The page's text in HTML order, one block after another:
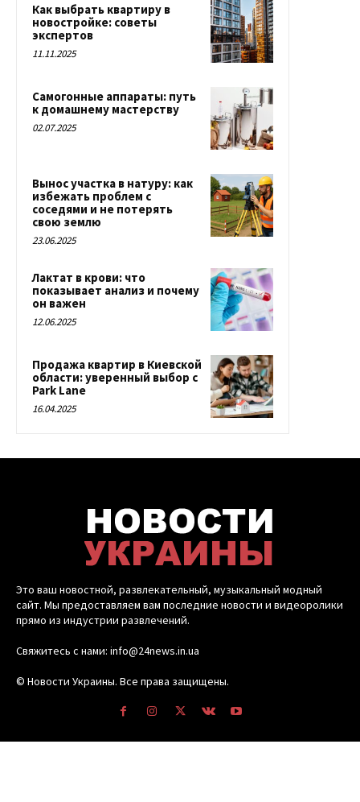
Как выбрать квартиру в
новостройке: советы
экспертов
11.11.2025
Самогонные аппараты: путь
к домашнему мастерству
02.07.2025
Вынос участка в натуру: как
избежать проблем с
соседями и не потерять
свою землю
23.06.2025
Лактат в крови: что
показывает анализ и почему
он важен
12.06.2025
Продажа квартир в Киевской
области: уверенный выбор с
Park Lane
16.04.2025
Это ваш новостной, развлекательный, музыкальный модный
сайт. Мы предоставляем вам последние новости и видеоролики
прямо из индустрии развлечений.
Свяжитесь с нами: info@24news.in.ua
© Новости Украины. Все права защищены.